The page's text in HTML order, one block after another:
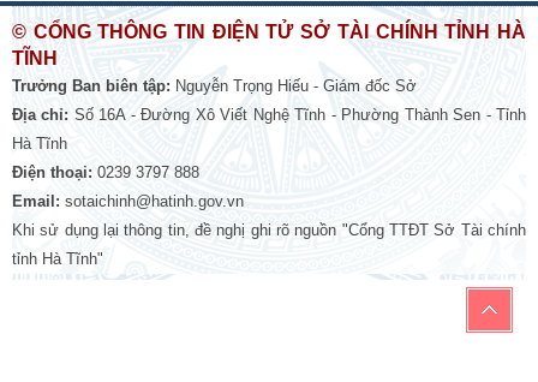
© CỔNG THÔNG TIN ĐIỆN TỬ SỞ TÀI CHÍNH TỈNH HÀ
TĨNH
Trưởng Ban biên tập: Nguyễn Trọng Hiếu - Giám đốc Sở
Địa chỉ: Số 16A - Đường Xô Viết Nghệ Tĩnh - Phường Thành Sen - Tỉnh
Hà Tĩnh
Điện thoại: 0239 3797 888
Email: sotaichinh@hatinh.gov.vn
Khi sử dụng lại thông tin, đề nghị ghi rõ nguồn "Cổng TTĐT Sở Tài chính
tỉnh Hà Tĩnh"